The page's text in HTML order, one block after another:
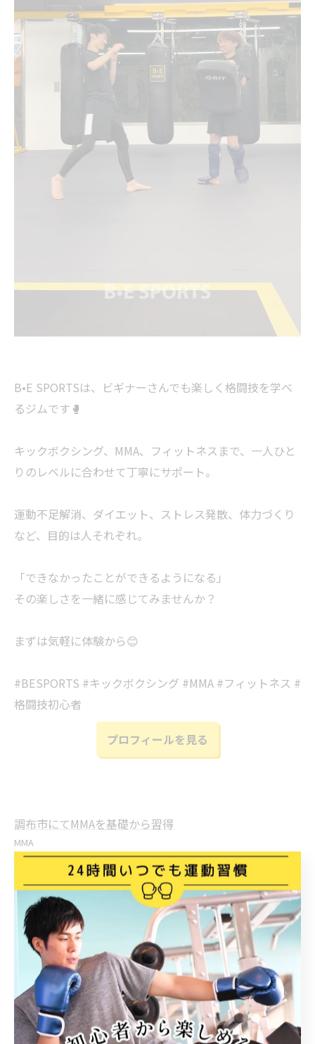
B•E SPORTSは、ビギナーさんでも楽しく格闘技を学べ
るジムです🥊
キックボクシング、MMA、フィットネスまで、一人ひと
りのレベルに合わせて丁寧にサポート。
運動不足解消、ダイエット、ストレス発散、体力づくり
など、目的は人それぞれ。
「できなかったことができるようになる」
その楽しさを一緒に感じてみませんか？
まずは気軽に体験から😊
#BESPORTS #キックボクシング #MMA #フィットネス #
格闘技初心者
プロフィールを見る
調布市にてMMAを基礎から習得
MMA
< 前のページ 一覧に戻る 次のページ >
関連タグ
#キックボクシング #フィットネス